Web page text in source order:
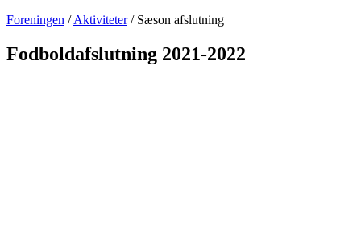
Foreningen /Aktiviteter/ Sæson afslutning
Fodboldafslutning 2021-2022